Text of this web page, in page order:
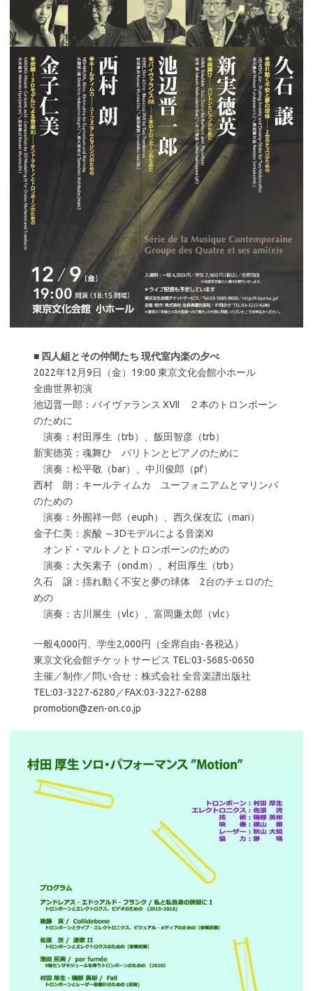
■ 四人組とその仲間たち 現代室内楽の夕べ
2022年12月9日（金）19:00 東京文化会館小ホール
全曲世界初演
池辺晋一郎：バイヴァランス XVII ２本のトロンボーン
のために
演奏：村田厚生（trb）、飯田智彦（trb）
新実徳英：魂舞ひ バリトンとピアノのために
演奏：松平敬（bar）、中川俊郎（pf）
西村 朗：キールティムカ ユーフォニアムとマリンバ
のための
演奏：外囿祥一郎（euph）、西久保友広（mari）
金子仁美：炭酸 ～3Dモデルによる音楽XI
オンド・マルトノとトロンボーンのための
演奏：大矢素子（ond.m）、村田厚生（trb）
久石 譲：揺れ動く不安と夢の球体 2台のチェロのた
めの
演奏：古川展生（vlc）、富岡廉太郎（vlc）
一般4,000円、学生2,000円（全席自由･各税込）
東京文化会館チケットサービス TEL:03-5685-0650
主催／制作／問い合せ：株式会社 全音楽譜出版社
TEL:03-3227-6280／FAX:03-3227-6288
promotion@zen-on.co.jp